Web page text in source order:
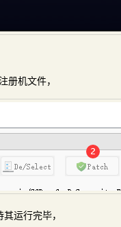
册机文件，
运行完毕，